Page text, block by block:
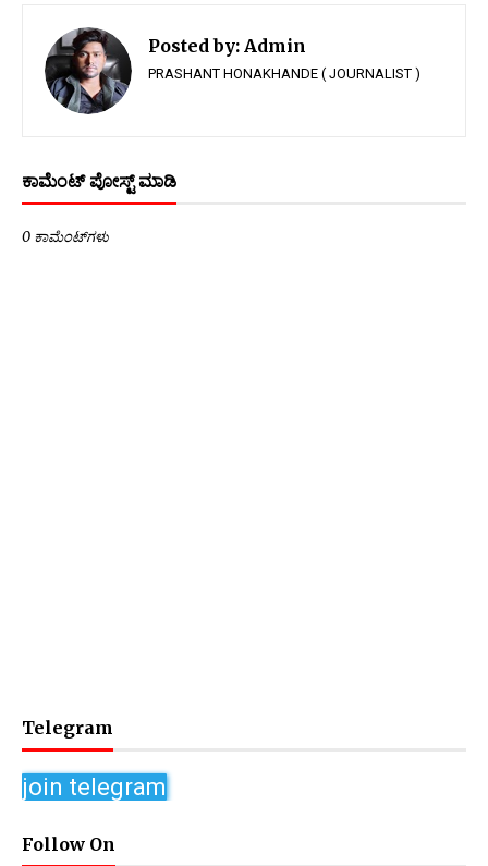
Posted by: Admin
PRASHANT HONAKHANDE ( JOURNALIST )
ಕಾಮೆಂಟ್‌‌ ಪೋಸ್ಟ್‌ ಮಾಡಿ
0 ಕಾಮೆಂಟ್‌ಗಳು
Telegram
join telegram
Follow On